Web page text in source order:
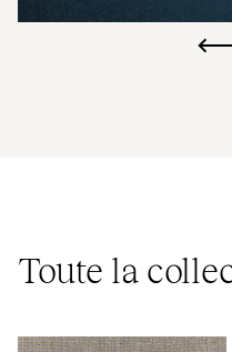
Toute la